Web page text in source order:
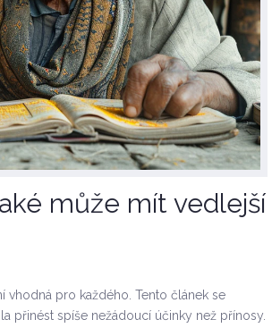
může mít vedlejší
vhodná pro každého. Tento článek se
přinést spíše nežádoucí účinky než přínosy.